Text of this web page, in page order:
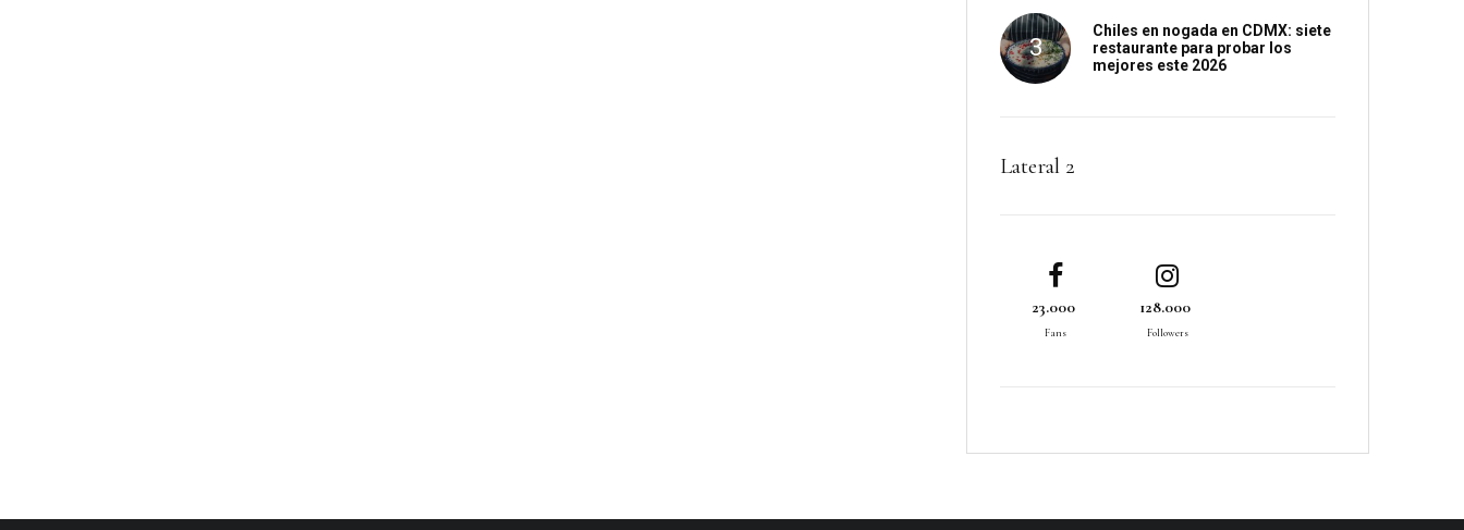
Chiles en nogada en CDMX: siete
restaurante para probar los
mejores este 2026
Lateral 2
23.000
Fans
128.000
Followers